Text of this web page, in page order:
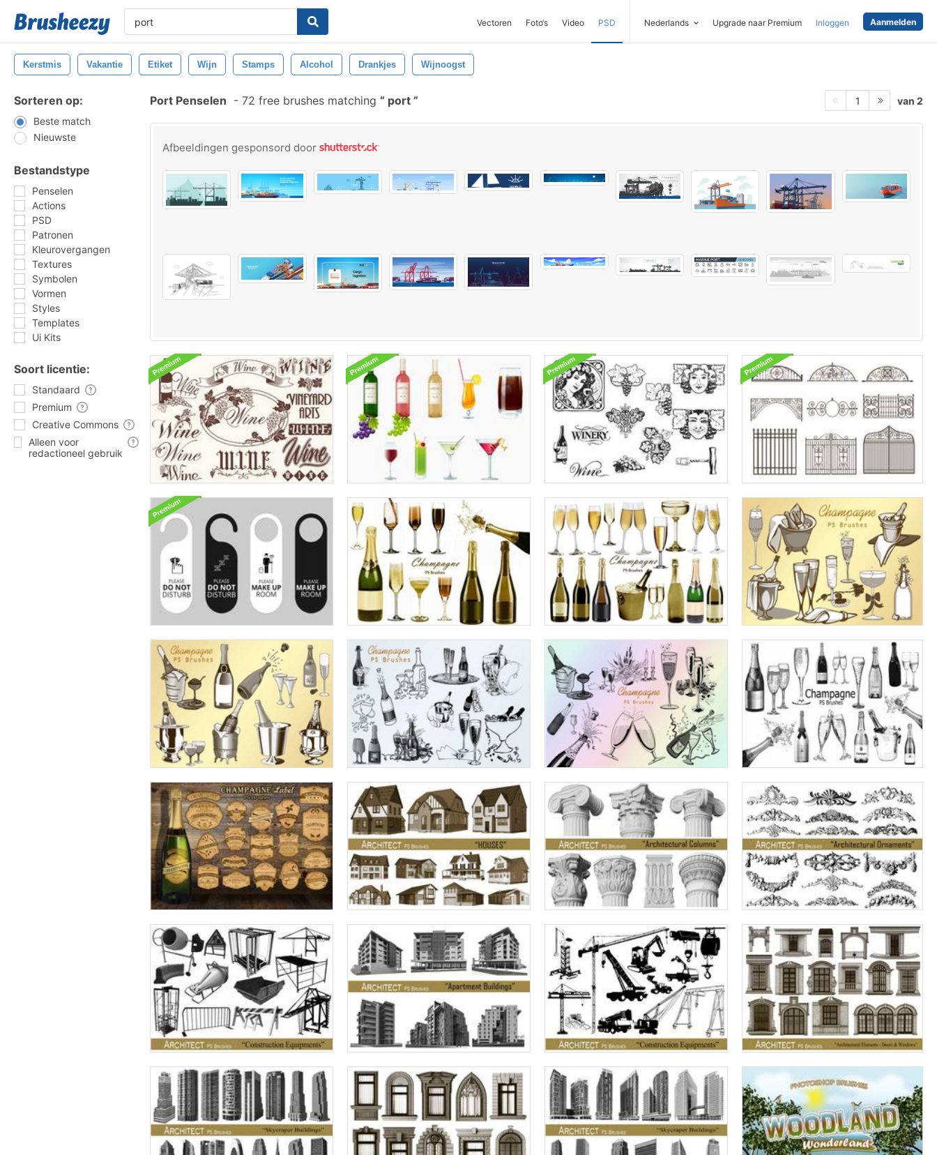
Vectoren Foto‘s Video PSD Nederlands Upgrade naar Premium Inloggen Aanmelden
Kerstmis Vakantie Etiket Wijn Stamps Alcohol Drankjes Wijnoogst
Sorteren op:
Beste match
Nieuwste
Bestandstype
Penselen
Actions
PSD
Patronen
Kleurovergangen
Textures
Symbolen
Vormen
Styles
Templates
Ui Kits
Soort licentie:
Standaard
Premium
Creative Commons
Alleen voor
redactioneel gebruik
Port Penselen - 72 free brushes matching port 1 van 2
Afbeeldingen gesponsord door